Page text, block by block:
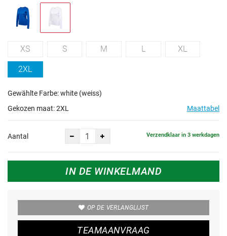
XS S M L XL
2XL
Gewählte Farbe: white (weiss)
Gekozen maat:2XL Maattabel
Aantal Verzendklaar in 3 werkdagen
IN DE WINKELMAND
OP DE VERLANGLIJST
TEAMAANVRAAG